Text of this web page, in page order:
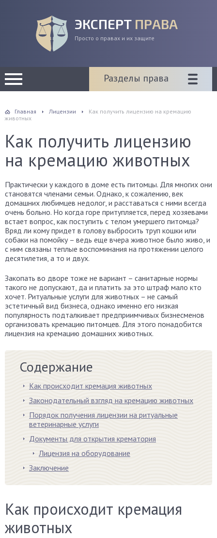
ЭКСПЕРТ ПРАВА
Просто о правах и их защите
Разделы права
Главная Лицензии
Как получить лицензию на кремацию
животных
Как получить лицензию
на кремацию животных
Практически у каждого в доме есть питомцы. Для многих они
становятся членами семьи. Однако, к сожалению, век
домашних любимцев недолог, и расставаться с ними всегда
очень больно. Но когда горе притупляется, перед хозяевами
встает вопрос, как поступить с телом умершего питомца?
Вряд ли кому придет в голову выбросить труп кошки или
собаки на помойку – ведь еще вчера животное было живо, и
с ним связаны теплые воспоминания на протяжении целого
десятилетия, а то и двух.
Закопать во дворе тоже не вариант – санитарные нормы
такого не допускают, да и платить за это штраф мало кто
хочет. Ритуальные услуги для животных – не самый
эстетичный вид бизнеса, однако именно его низкая
популярность подталкивает предприимчивых бизнесменов
организовать кремацию питомцев. Для этого понадобится
лицензия на кремацию домашних животных.
Содержание
Как происходит кремация животных
Законодательный взгляд на кремацию животных
Порядок получения лицензии на ритуальные
ветеринарные услуги
Документы для открытия крематория
Лицензия на оборудование
Заключение
Как происходит кремация
животных